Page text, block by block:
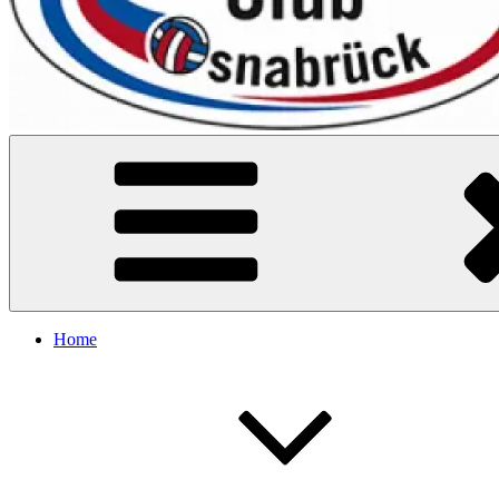
VC Osnabrück
Home